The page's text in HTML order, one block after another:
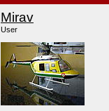
Mirav
User